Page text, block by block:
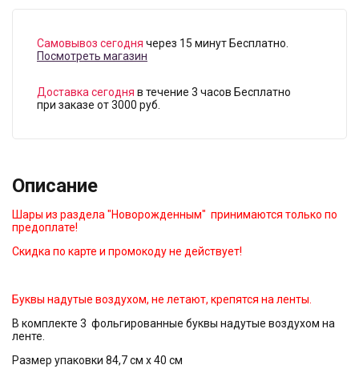
Самовывоз сегодня через 15 минут Бесплатно.
Посмотреть магазин
Доставка сегодня в течение 3 часов Бесплатно
при заказе от 3000 руб.
Описание
Шары из раздела "Новорожденным" принимаются только по
предоплате!
Скидка по карте и промокоду не действует!
Буквы надутые воздухом, не летают, крепятся на ленты.
В комплекте 3 фольгированные буквы надутые воздухом на
ленте.
Размер упаковки 84,7 см х 40 см